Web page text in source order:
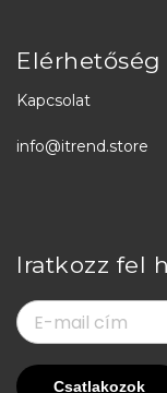
Elérhetőség
Kapcsolat
info@itrend.store
Iratkozz fel